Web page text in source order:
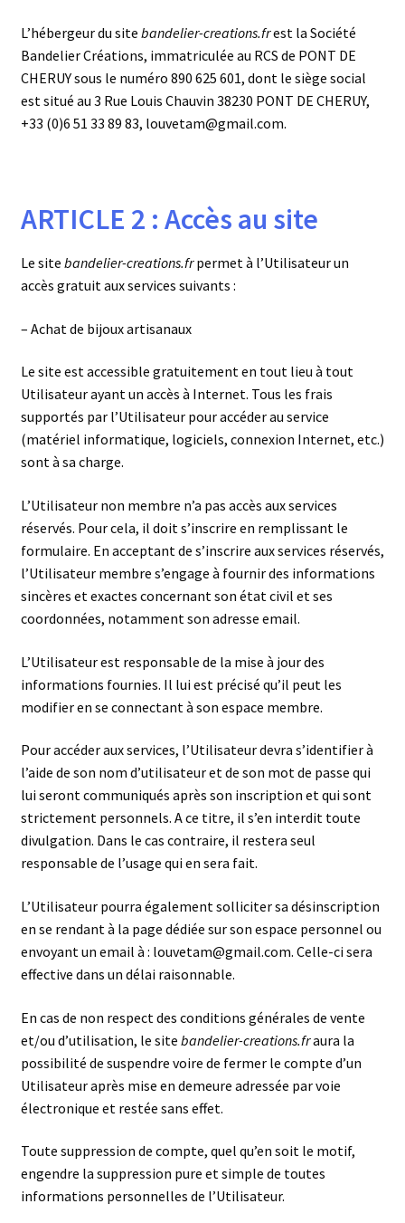
L’hébergeur du site bandelier-creations.frest la Société
Bandelier Créations, immatriculée au RCS de PONT DE
CHERUY sous le numéro 890 625 601, dont le siège social
est situé au 3 Rue Louis Chauvin 38230 PONT DE CHERUY,
+33 (0)6 51 33 89 83, louvetam@gmail.com.
ARTICLE 2 : Accès au site
Le site bandelier-creations.frpermet à l’Utilisateur un
accès gratuit aux services suivants :
– Achat de bijoux artisanaux
Le site est accessible gratuitement en tout lieu à tout
Utilisateur ayant un accès à Internet. Tous les frais
supportés par l’Utilisateur pour accéder au service
(matériel informatique, logiciels, connexion Internet, etc.)
sont à sa charge.
L’Utilisateur non membre n’a pas accès aux services
réservés. Pour cela, il doit s’inscrire en remplissant le
formulaire. En acceptant de s’inscrire aux services réservés,
l’Utilisateur membre s’engage à fournir des informations
sincères et exactes concernant son état civil et ses
coordonnées, notamment son adresse email.
L’Utilisateur est responsable de la mise à jour des
informations fournies. Il lui est précisé qu’il peut les
modifier en se connectant à son espace membre.
Pour accéder aux services, l’Utilisateur devra s’identifier à
l’aide de son nom d’utilisateur et de son mot de passe qui
lui seront communiqués après son inscription et qui sont
strictement personnels. A ce titre, il s’en interdit toute
divulgation. Dans le cas contraire, il restera seul
responsable de l’usage qui en sera fait.
L’Utilisateur pourra également solliciter sa désinscription
en se rendant à la page dédiée sur son espace personnel ou
envoyant un email à : louvetam@gmail.com. Celle-ci sera
effective dans un délai raisonnable.
En cas de non respect des conditions générales de vente
et/ou d’utilisation, le site bandelier-creations.fraura la
possibilité de suspendre voire de fermer le compte d’un
Utilisateur après mise en demeure adressée par voie
électronique et restée sans effet.
Toute suppression de compte, quel qu’en soit le motif,
engendre la suppression pure et simple de toutes
informations personnelles de l’Utilisateur.